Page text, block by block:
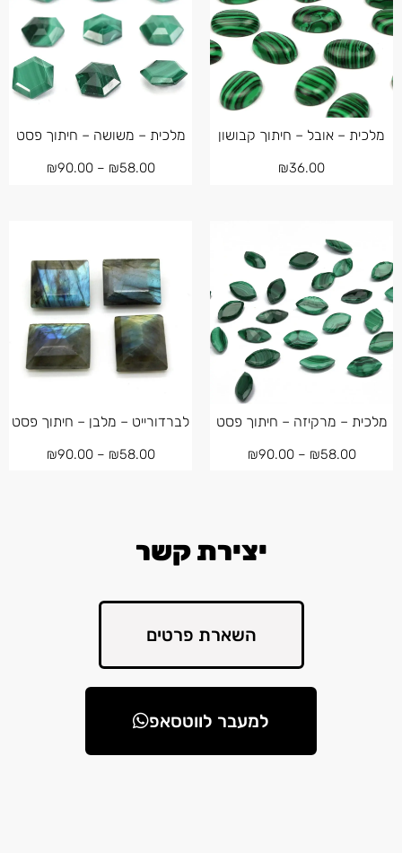
מלכית – אובל – חיתוך קבושון
₪36.00
מלכית – משושה – חיתוך פסט
₪58.00
–
₪90.00
מלכית – מרקיזה – חיתוך פסט
₪58.00
–
₪90.00
לברדורייט – מלבן – חיתוך פסט
₪58.00
–
₪90.00
יצירת קשר
השארת פרטים
למעבר לווטסאפ